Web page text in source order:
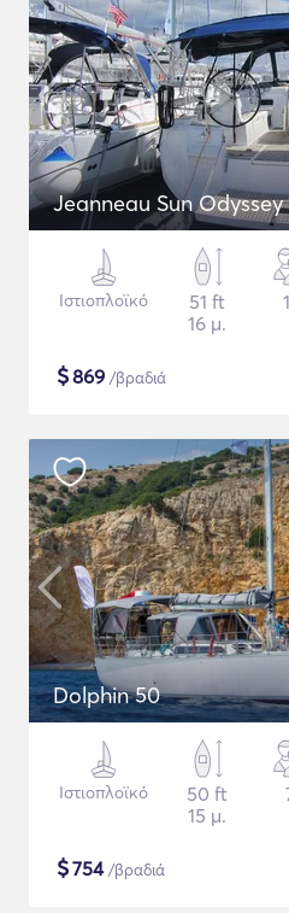
Jeanneau Sun Odyssey
Ιστιοπλοϊκό
51 ft
16 μ.
$869 /βραδιά
Dolphin 50
Ιστιοπλοϊκό
50 ft
15 μ.
$754/βραδιά